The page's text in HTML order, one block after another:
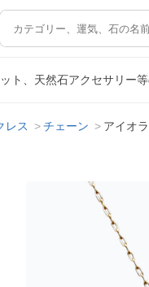
ト、天然石アクセサリー
レス チェーン アイオ